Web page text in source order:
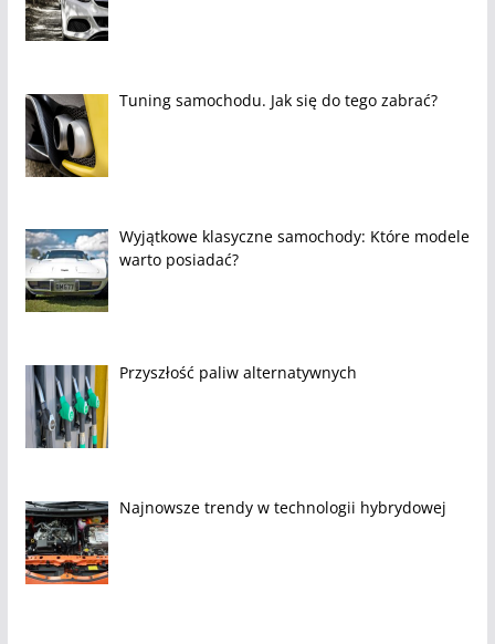
Tuning samochodu. Jak się do tego zabrać?
Wyjątkowe klasyczne samochody: Które modele
warto posiadać?
Przyszłość paliw alternatywnych
Najnowsze trendy w technologii hybrydowej